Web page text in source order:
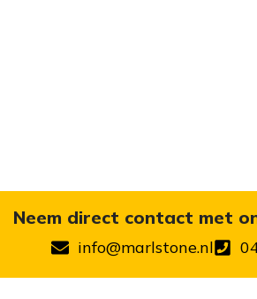
Neem direct contact met
info@marlstone.nl